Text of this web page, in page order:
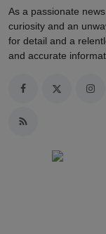
As a passionate
curiosity and an
for detail and a
and accurate